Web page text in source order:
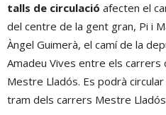
talls de circulació afecten el
del centre de la gent gran, Pi i
Àngel Guimerà, el camí de la
Amadeu Vives entre els carrers
Mestre Lladós. Es podrà
tram dels carrers Mestre Lladós